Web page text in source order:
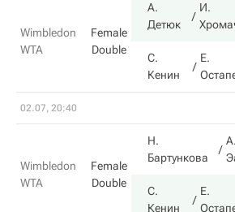
Wimbledon
WTA
Female
Double
А.
Детюк
И.
С.
Кенин
Е.
02.07, 20:40
Wimbledon
WTA
Female
Double
Н.
Бартункова
А.
С.
Кенин
Е.